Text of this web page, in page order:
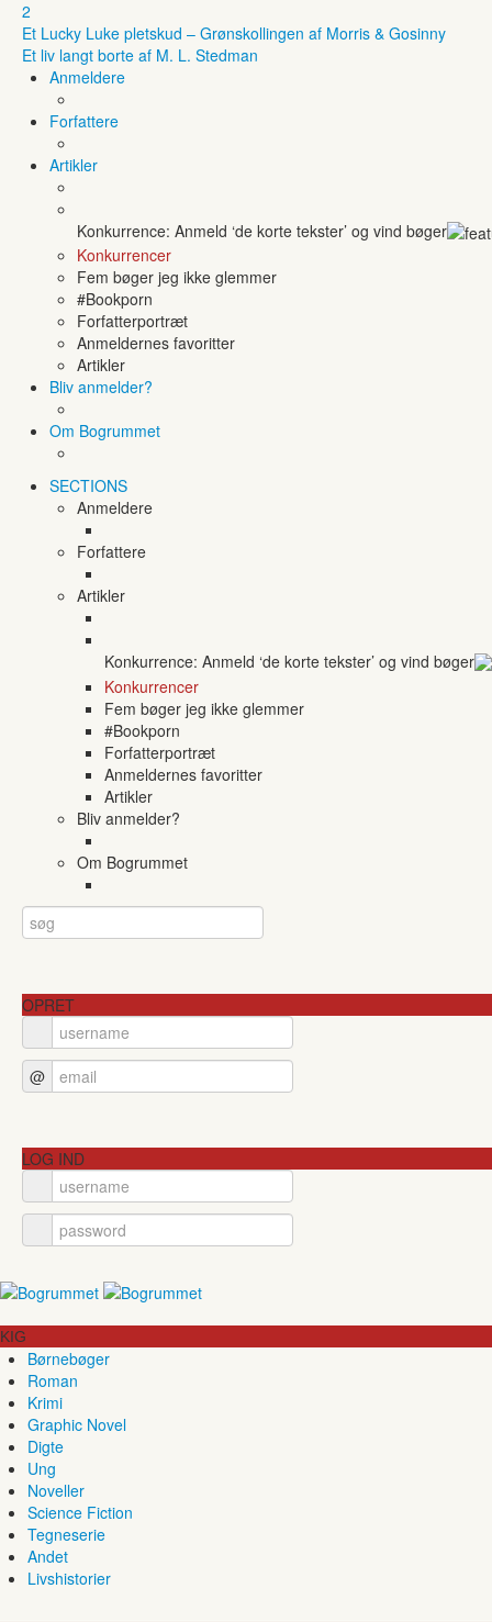
2
Et Lucky Luke pletskud – Grønskollingen af Morris & Gosinny
Et liv langt borte af M. L. Stedman
Anmeldere
Forfattere
Artikler
Konkurrence: Anmeld ‘de korte tekster’ og vind bøger
Konkurrencer
Fem bøger jeg ikke glemmer
#Bookporn
Forfatterportræt
Anmeldernes favoritter
Artikler
Bliv anmelder?
Om Bogrummet
SECTIONS
Anmeldere
Forfattere
Artikler
Konkurrence: Anmeld ‘de korte tekster’ og vind bøger
Konkurrencer
Fem bøger jeg ikke glemmer
#Bookporn
Forfatterportræt
Anmeldernes favoritter
Artikler
Bliv anmelder?
Om Bogrummet
OPRET
@
LOG IND
KIG
Børnebøger
Roman
Krimi
Graphic Novel
Digte
Ung
Noveller
Science Fiction
Tegneserie
Andet
Livshistorier